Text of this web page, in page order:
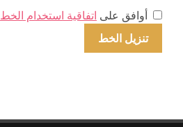
أوافق على اتفاقية استخدام الخط